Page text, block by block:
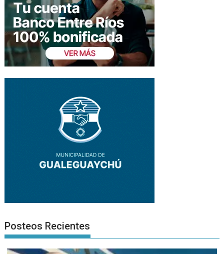
Posteos Recientes